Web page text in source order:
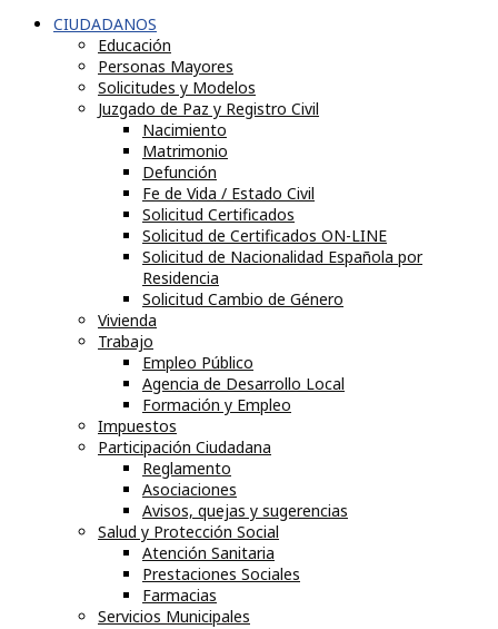
CIUDADANOS
Educación
Personas Mayores
Solicitudes y Modelos
Juzgado de Paz y Registro Civil
Nacimiento
Matrimonio
Defunción
Fe de Vida / Estado Civil
Solicitud Certificados
Solicitud de Certificados ON-LINE
Solicitud de Nacionalidad Española por
Residencia
Solicitud Cambio de Género
Vivienda
Trabajo
Empleo Público
Agencia de Desarrollo Local
Formación y Empleo
Impuestos
Participación Ciudadana
Reglamento
Asociaciones
Avisos, quejas y sugerencias
Salud y Protección Social
Atención Sanitaria
Prestaciones Sociales
Farmacias
Servicios Municipales